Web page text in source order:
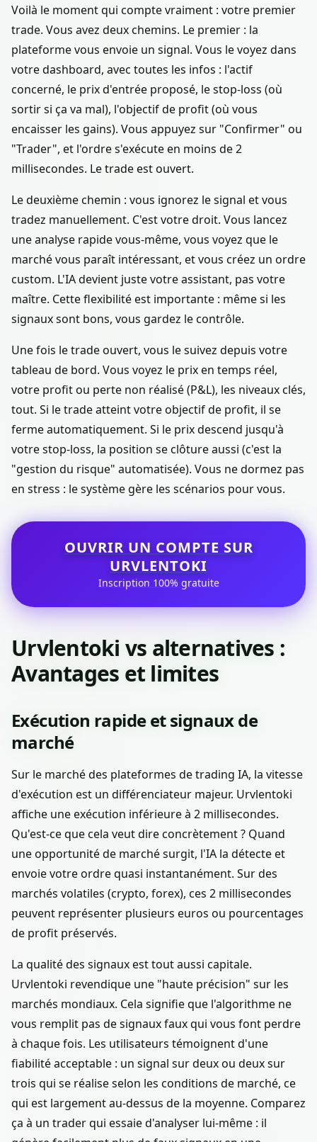
Voilà le moment qui compte vraiment : votre premier
trade. Vous avez deux chemins. Le premier : la
plateforme vous envoie un signal. Vous le voyez dans
votre dashboard, avec toutes les infos : l'actif
concerné, le prix d'entrée proposé, le stop-loss (où
sortir si ça va mal), l'objectif de profit (où vous
encaisser les gains). Vous appuyez sur "Confirmer" ou
"Trader", et l'ordre s'exécute en moins de 2
millisecondes. Le trade est ouvert.
Le deuxième chemin : vous ignorez le signal et vous
tradez manuellement. C'est votre droit. Vous lancez
une analyse rapide vous-même, vous voyez que le
marché vous paraît intéressant, et vous créez un ordre
custom. L'IA devient juste votre assistant, pas votre
maître. Cette flexibilité est importante : même si les
signaux sont bons, vous gardez le contrôle.
Une fois le trade ouvert, vous le suivez depuis votre
tableau de bord. Vous voyez le prix en temps réel,
votre profit ou perte non réalisé (P&L), les niveaux clés,
tout. Si le trade atteint votre objectif de profit, il se
ferme automatiquement. Si le prix descend jusqu'à
votre stop-loss, la position se clôture aussi (c'est la
"gestion du risque" automatisée). Vous ne dormez pas
en stress : le système gère les scénarios pour vous.
OUVRIR UN COMPTE SUR
URVLENTOKI
Inscription 100% gratuite
Urvlentoki vs alternatives :
Avantages et limites
Exécution rapide et signaux de
marché
Sur le marché des plateformes de trading IA, la vitesse
d'exécution est un différenciateur majeur. Urvlentoki
affiche une exécution inférieure à 2 millisecondes.
Qu'est-ce que cela veut dire concrètement ? Quand
une opportunité de marché surgit, l'IA la détecte et
envoie votre ordre quasi instantanément. Sur des
marchés volatiles (crypto, forex), ces 2 millisecondes
peuvent représenter plusieurs euros ou pourcentages
de profit préservés.
La qualité des signaux est tout aussi capitale.
Urvlentoki revendique une "haute précision" sur les
marchés mondiaux. Cela signifie que l'algorithme ne
vous remplit pas de signaux faux qui vous font perdre
à chaque fois. Les utilisateurs témoignent d'une
fiabilité acceptable : un signal sur deux ou deux sur
trois qui se réalise selon les conditions de marché, ce
qui est largement au-dessus de la moyenne. Comparez
ça à un trader qui essaie d'analyser lui-même : il